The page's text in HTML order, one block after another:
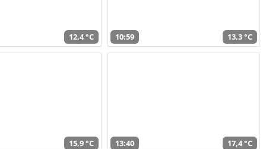
12,4 °C 10:59 13,3 °C
15,9 °C 13:40 17,4 °C